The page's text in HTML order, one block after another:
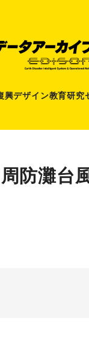
興デザイン教育研究
防灘台